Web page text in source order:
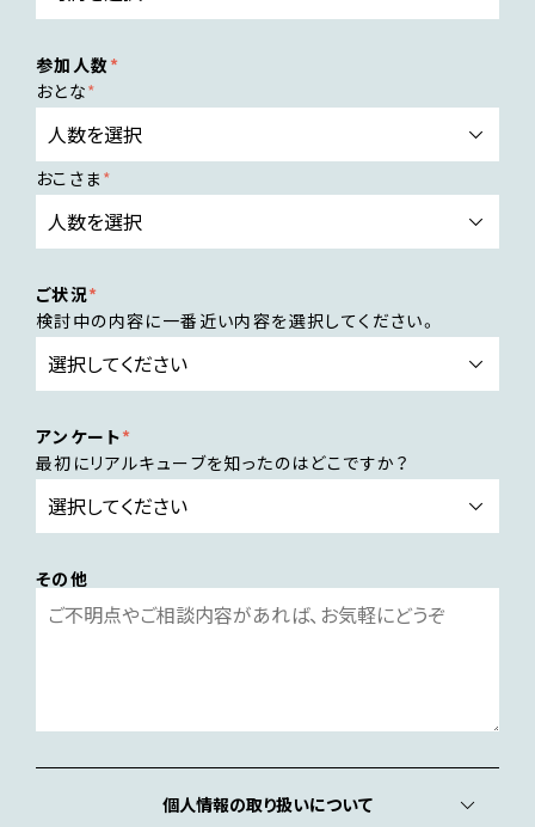
参加人数
おとな
おこさま
ご状況
検討中の内容に一番近い内容を選択してください。
アンケート
最初にリアルキューブを知ったのはどこですか？
その他
個人情報の取り扱いについて